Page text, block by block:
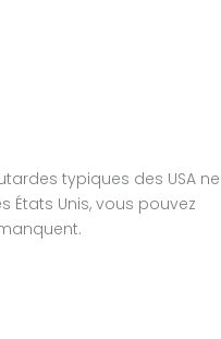
typiques des USA
Unis, vous pouvez